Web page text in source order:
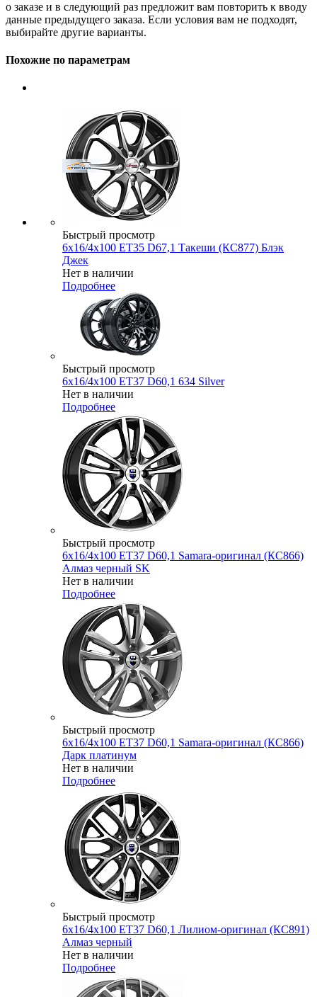
о заказе и в следующий раз предложит вам повторить к вводу
данные предыдущего заказа. Если условия вам не подходят,
выбирайте другие варианты.
Похожие по параметрам
Быстрый просмотр
6x16/4x100 ET35 D67,1 Такеши (КС877) Блэк
Джек
Нет в наличии
Подробнее
Быстрый просмотр
6x16/4x100 ET37 D60,1 634 Silver
Нет в наличии
Подробнее
Быстрый просмотр
6x16/4x100 ET37 D60,1 Samara-оригинал (КС866)
Алмаз черный SK
Нет в наличии
Подробнее
Быстрый просмотр
6x16/4x100 ET37 D60,1 Samara-оригинал (КС866)
Дарк платинум
Нет в наличии
Подробнее
Быстрый просмотр
6x16/4x100 ET37 D60,1 Лилиом-оригинал (КС891)
Алмаз черный
Нет в наличии
Подробнее